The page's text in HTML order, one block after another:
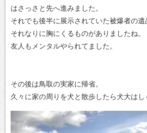
はさっさと先へ進みました。
それでも後半に展示されていた被爆者の遺
それなりに胸にくるものがありましたね。
友人もメンタルやられてました。
その後は鳥取の実家に帰省。
久々に家の周りを犬と散歩したら犬大はし